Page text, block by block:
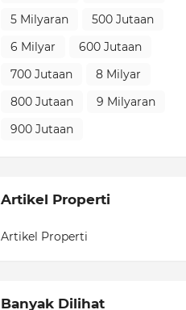
5 Milyaran
500 Jutaan
6 Milyar
600 Jutaan
700 Jutaan
8 Milyar
800 Jutaan
9 Milyaran
900 Jutaan
Artikel Properti
Artikel Properti
Banyak Dilihat